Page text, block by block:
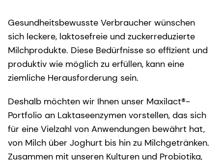
Gesundheitsbewusste Verbraucher wünschen
sich leckere, laktosefreie und zuckerreduzierte
Milchprodukte. Diese Bedürfnisse so effizient und
produktiv wie möglich zu erfüllen, kann eine
ziemliche Herausforderung sein.
Deshalb möchten wir Ihnen unser Maxilact®-
Portfolio an Laktaseenzymen vorstellen, das sich
für eine Vielzahl von Anwendungen bewährt hat,
von Milch über Joghurt bis hin zu Milchgetränken.
Zusammen mit unseren Kulturen und Probiotika,